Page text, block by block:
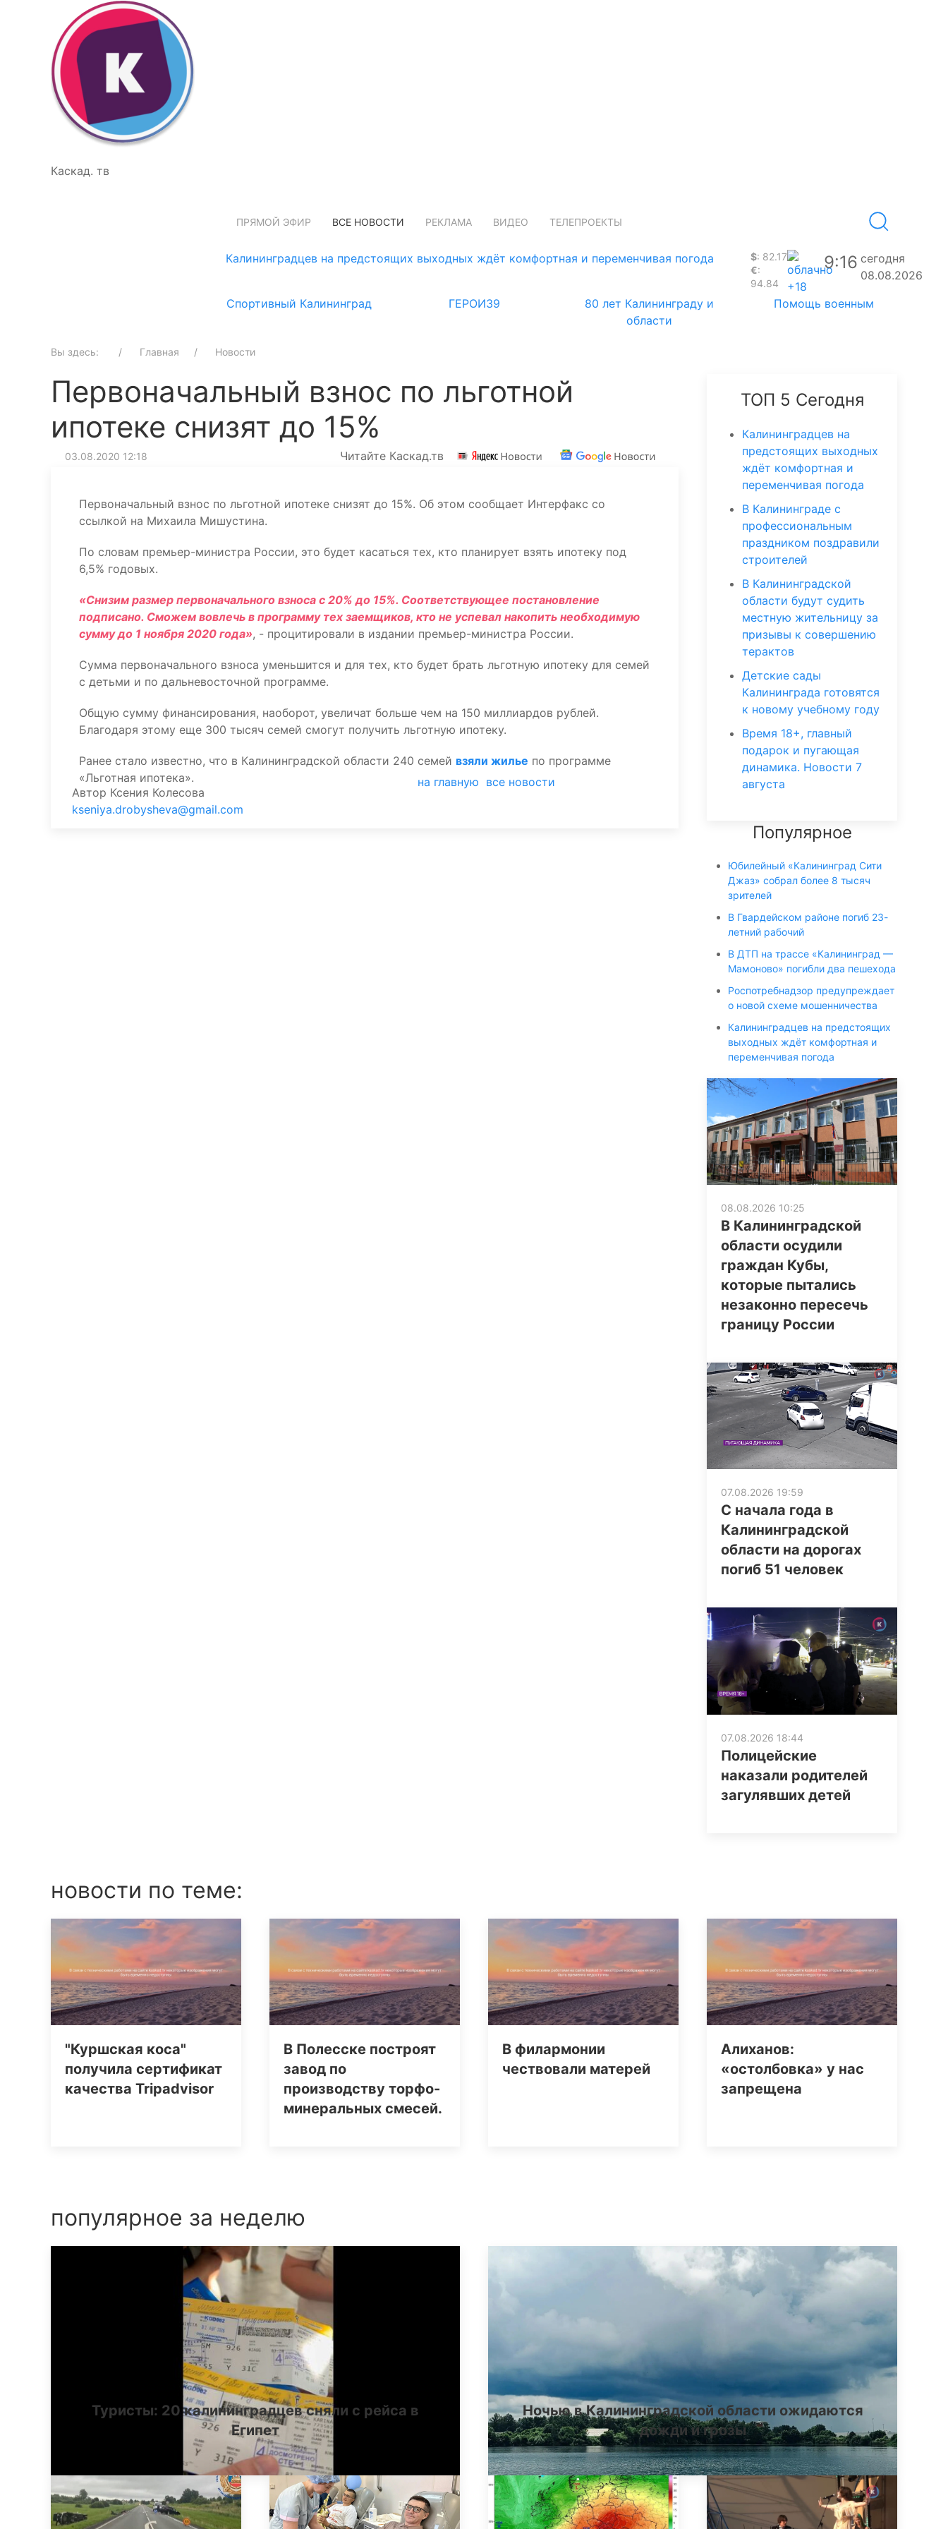
Каскад. тв
ПРЯМОЙ ЭФИР ВСЕ НОВОСТИ РЕКЛАМА ВИДЕО ТЕЛЕПРОЕКТЫ
Калининградцев на предстоящих выходных ждёт комфортная и переменчивая погода $: 82.17
€:
94.84
+18
9:16 сегодня
08.08.2026
Спортивный Калининград
ГЕРОИ39
80 лет Калининграду и
области
Помощь военным
Вы здесь: Главная Новости
Первоначальный взнос по льготной
ипотеке снизят до 15%
03.08.2020 12:18 Читайте Каскад.тв
Первоначальный взнос по льготной ипотеке снизят до 15%. Об этом сообщает Интерфакс со
ссылкой на Михаила Мишустина.
По словам премьер-министра России, это будет касаться тех, кто планирует взять ипотеку под
6,5% годовых.
«Снизим размер первоначального взноса с 20% до 15%. Соответствующее постановление
подписано. Сможем вовлечь в программу тех заемщиков, кто не успевал накопить необходимую
сумму до 1 ноября 2020 года», - процитировали в издании премьер-министра России.
Сумма первоначального взноса уменьшится и для тех, кто будет брать льготную ипотеку для семей
с детьми и по дальневосточной программе.
Общую сумму финансирования, наоборот, увеличат больше чем на 150 миллиардов рублей.
Благодаря этому еще 300 тысяч семей смогут получить льготную ипотеку.
Ранее стало известно, что в Калининградской области 240 семей взяли жилье по программе
«Льготная ипотека».
Автор Ксения Колесова
kseniya.drobysheva@gmail.com
на главную все новости
ТОП 5 Сегодня
Калининградцев на
предстоящих выходных
ждёт комфортная и
переменчивая погода
В Калининграде с
профессиональным
праздником поздравили
строителей
В Калининградской
области будут судить
местную жительницу за
призывы к совершению
терактов
Детские сады
Калининграда готовятся
к новому учебному году
Время 18+, главный
подарок и пугающая
динамика. Новости 7
августа
Популярное
Юбилейный «Калининград Сити
Джаз» собрал более 8 тысяч
зрителей
В Гвардейском районе погиб 23-
летний рабочий
В ДТП на трассе «Калининград —
Мамоново» погибли два пешехода
Роспотребнадзор предупреждает
о новой схеме мошенничества
Калининградцев на предстоящих
выходных ждёт комфортная и
переменчивая погода
08.08.2026 10:25
В Калининградской
области осудили
граждан Кубы,
которые пытались
незаконно пересечь
границу России
07.08.2026 19:59
С начала года в
Калининградской
области на дорогах
погиб 51 человек
07.08.2026 18:44
Полицейские
наказали родителей
загулявших детей
новости по теме:
"Куршская коса"
получила сертификат
качества Tripаdvisor
В Полесске построят
завод по
производству торфо-
минеральных смесей.
В филармонии
чествовали матерей
Алиханов:
«остолбовка» у нас
запрещена
популярное за неделю
Туристы: 20 калининградцев сняли с рейса в
Египет
Ночью в Калининградской области ожидаются
дожди и грозы